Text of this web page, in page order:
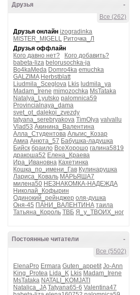
-
Друзья
Все (262)
Друзья онлайн izogradinka
MISTER_MIGELL Риточка_Л
Друзья оффлайн
Кого давно нет?
Кого добавить?
babeta-liza belorusochka-ja
Bo4kaMeda Domro4ka emuchka
GALZIMA Herbstblatt
Liudmila_Sceglova Lkis ludmila_ya
Madam_Irene mimozochka MsTataka
Natalya_Lyutsko palomnica59
Provincialnaya_dama
svet_ot_dalekoi_zvezdy
tatyana_serebryakova TimOlya valvallu
Vlad53 Акинина_Валентина
Алла_Студентова Альгис_Козар
Амиа Анюта_57 Бабушка-ладушка
Бийск браило ВсеХорошо галина5819
дракоша52 Елена_Краева
Ира_Ивановна Кахетинка
Кошка_по_имени_Гав Кулинарушка
Лариса_Коваль МАРЬЯША7
милена50 НЕЗНАКОМКА-НАДЕЖДА
Николай_Кофырин
Одинокий_рейнджер оля-душка
Оня-45 ПАНИ_ВАЛЕНТИНА таила
Татьяна_Король ТВБ Я_у_ТВОИХ_ног
-
Постоянные читатели
Все (5502)
ElenaPro Ermara Guten_appetit Jo-Ann
King_Protea Lida_K Lkis Madam_Irene
MsTataka NATALI_KOMJATI
Natalica_JA Tatyana65-6 Valentina47